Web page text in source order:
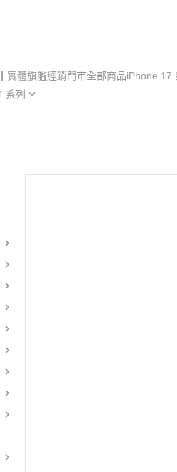
┃實體旗艦經銷門市全部商品iPhone 17
系列